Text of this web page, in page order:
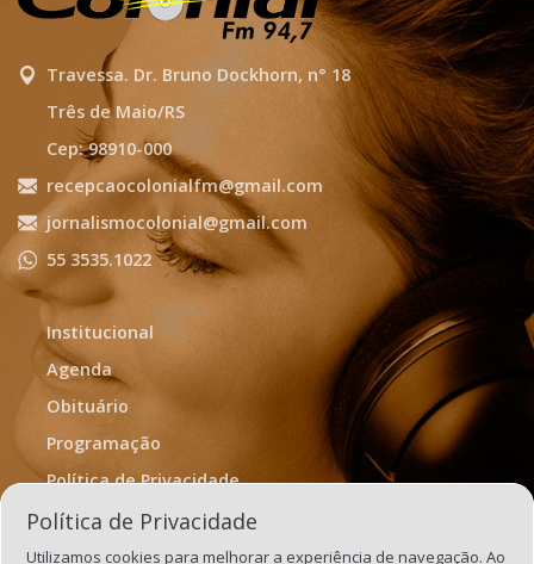
Travessa. Dr. Bruno Dockhorn, n° 18
Três de Maio/RS
Cep: 98910-000
recepcaocolonialfm@gmail.com
jornalismocolonial@gmail.com
55 3535.1022
Institucional
Agenda
Obituário
Programação
Política de Privacidade
Termos de Uso
Política de Privacidade
Utilizamos cookies para melhorar a experiência de navegação. Ao